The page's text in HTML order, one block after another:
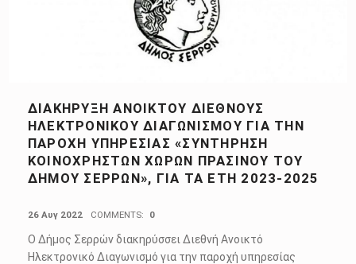
ΔΙΑΚΉΡΥΞΗ ΑΝΟΙΚΤΟΎ ΔΙΕΘΝΟΎΣ
ΗΛΕΚΤΡΟΝΙΚΟΎ ΔΙΑΓΩΝΙΣΜΟΎ ΓΙΑ ΤΗΝ
ΠΑΡΟΧΉ ΥΠΗΡΕΣΊΑΣ «ΣΥΝΤΉΡΗΣΗ
ΚΟΙΝΌΧΡΗΣΤΩΝ ΧΏΡΩΝ ΠΡΑΣΊΝΟΥ ΤΟΥ
ΔΉΜΟΥ ΣΕΡΡΏΝ», ΓΙΑ ΤΑ ΈΤΗ 2023-2025
26 Αυγ 2022 COMMENTS: 0
Ο Δήμος Σερρών διακηρύσσει Διεθνή Ανοικτό
Ηλεκτρονικό Διαγωνισμό για την παροχή υπηρεσίας